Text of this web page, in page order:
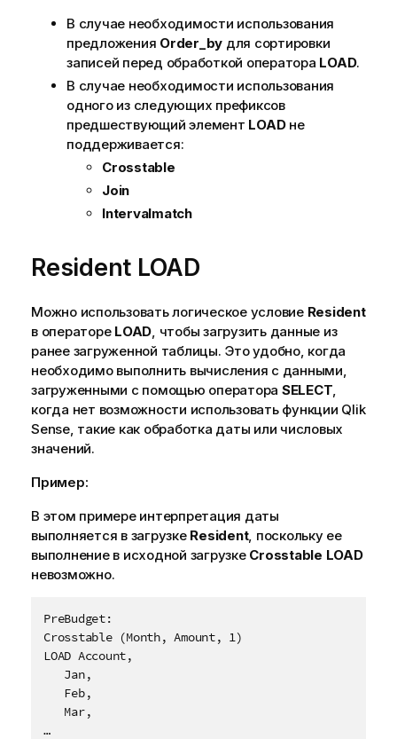
В случае необходимости использования
предложения Order_by для сортировки
записей перед обработкой оператора LOAD.
В случае необходимости использования
одного из следующих префиксов
предшествующий элемент LOADне
поддерживается:
Crosstable
Join
Intervalmatch
Resident LOAD
Можно использовать логическое условие Resident
в операторе LOAD, чтобы загрузить данные из
ранее загруженной таблицы. Это удобно, когда
необходимо выполнить вычисления с данными,
загруженными с помощью оператора SELECT,
когда нет возможности использовать функции Qlik
Sense, такие как обработка даты или числовых
значений.
Пример:
В этом примере интерпретация даты
выполняется в загрузке Resident, поскольку ее
выполнение в исходной загрузке Crosstable LOAD
невозможно.
PreBudget:
Crosstable (Month, Amount, 1)
LOAD Account,
   Jan,
   Feb,
   Mar,
…